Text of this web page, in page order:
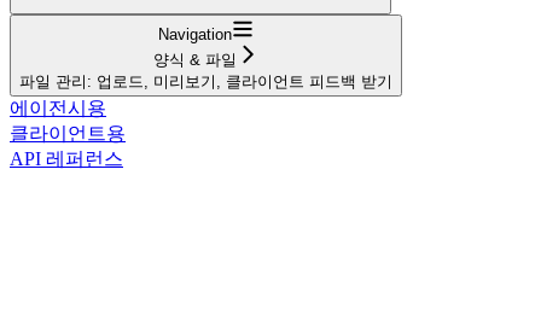
Navigation
양식 & 파일
파일 관리: 업로드, 미리보기, 클라이언트 피드백 받기
에이전시용
클라이언트용
API 레퍼런스